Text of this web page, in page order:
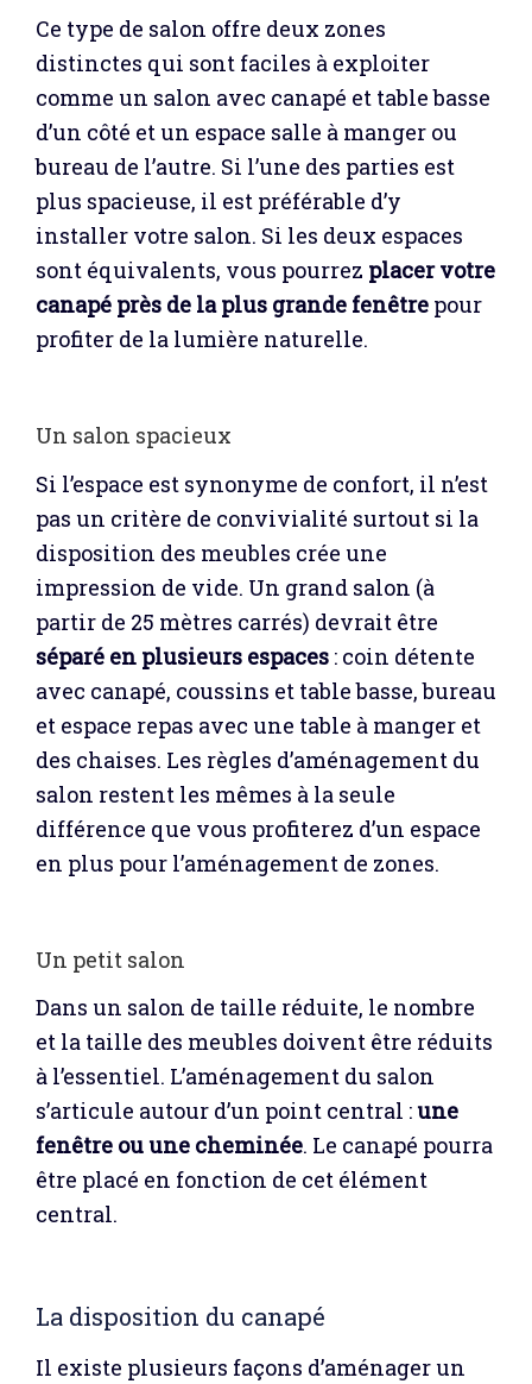
Ce type de salon offre deux zones
distinctes qui sont faciles à exploiter
comme un salon avec canapé et table basse
d’un côté et un espace salle à manger ou
bureau de l’autre. Si l’une des parties est
plus spacieuse, il est préférable d’y
installer votre salon. Si les deux espaces
sont équivalents, vous pourrez placer votre
canapé près de la plus grande fenêtre pour
profiter de la lumière naturelle.
Un salon spacieux
Si l’espace est synonyme de confort, il n’est
pas un critère de convivialité surtout si la
disposition des meubles crée une
impression de vide. Un grand salon (à
partir de 25 mètres carrés) devrait être
séparé en plusieurs espaces : coin détente
avec canapé, coussins et table basse, bureau
et espace repas avec une table à manger et
des chaises. Les règles d’aménagement du
salon restent les mêmes à la seule
différence que vous profiterez d’un espace
en plus pour l’aménagement de zones.
Un petit salon
Dans un salon de taille réduite, le nombre
et la taille des meubles doivent être réduits
à l’essentiel. L’aménagement du salon
s’articule autour d’un point central :une
fenêtre ou une cheminée. Le canapé pourra
être placé en fonction de cet élément
central.
La disposition du canapé
Il existe plusieurs façons d’aménager un